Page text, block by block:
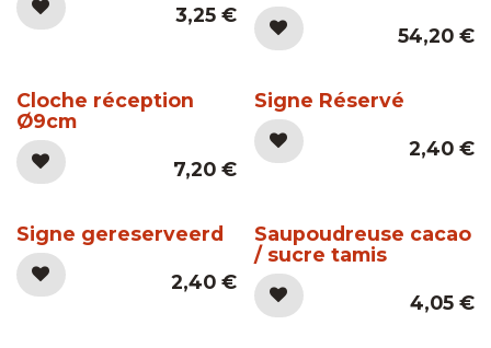
3,25€
54,20€
Cloche réception
Ø9cm
7,20€
Signe Réservé
2,40€
Signe gereserveerd
2,40€
Saupoudreuse cacao
/ sucre tamis
4,05€